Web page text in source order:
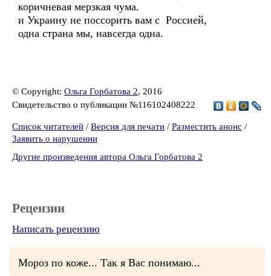
коричневая мерзкая чума.
и Украину не поссорить вам с Россией,
одна страна мы, навсегда одна.
© Copyright: Ольга Горбатова 2, 2016
Свидетельство о публикации №116102408222
Список читателей / Версия для печати / Разместить анонс /
Заявить о нарушении
Другие произведения автора Ольга Горбатова 2
Рецензии
Написать рецензию
Мороз по коже... Так я Вас понимаю...